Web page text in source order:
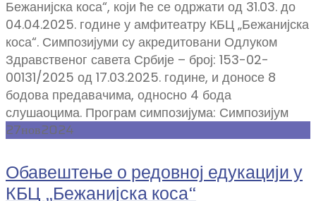
Бежанијска коса“, који ће се одржати од 31.03. до
04.04.2025. године у амфитеатру КБЦ „Бежанијска
коса“. Симпозијуми су акредитовани Одлуком
Здравственог савета Србије – број: 153-02-
00131/2025 од 17.03.2025. године, и доносе 8
бодова предавачима, односно 4 бода
слушаоцима. Програм симпозијума: Симпозијум
27нов2024
Обавештење о редовној едукацији у
КБЦ „Бежанијска коса“